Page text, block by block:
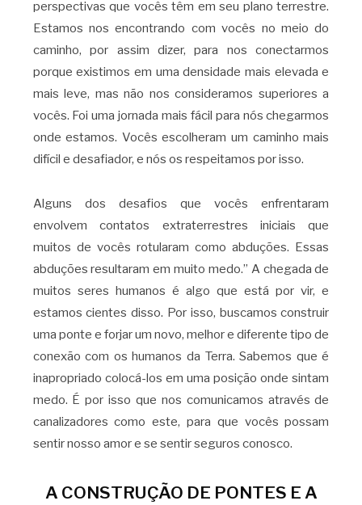
perspectivas que vocês têm em seu plano terrestre.
Estamos nos encontrando com vocês no meio do
caminho, por assim dizer, para nos conectarmos
porque existimos em uma densidade mais elevada e
mais leve, mas não nos consideramos superiores a
vocês. Foi uma jornada mais fácil para nós chegarmos
onde estamos. Vocês escolheram um caminho mais
difícil e desafiador, e nós os respeitamos por isso.
Alguns dos desafios que vocês enfrentaram
envolvem contatos extraterrestres iniciais que
muitos de vocês rotularam como abduções. Essas
abduções resultaram em muito medo.” A chegada de
muitos seres humanos é algo que está por vir, e
estamos cientes disso. Por isso, buscamos construir
uma ponte e forjar um novo, melhor e diferente tipo de
conexão com os humanos da Terra. Sabemos que é
inapropriado colocá-los em uma posição onde sintam
medo. É por isso que nos comunicamos através de
canalizadores como este, para que vocês possam
sentir nosso amor e se sentir seguros conosco.
A CONSTRUÇÃO DE PONTES E A